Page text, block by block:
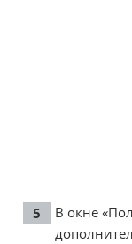
В окне